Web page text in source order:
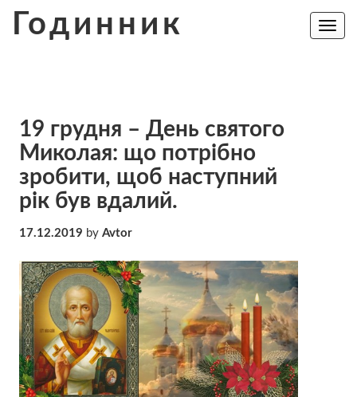
Годинник
Toggle
19 грудня – День святого
Миколая: що потрібно
зробити, щоб наступний
рік був вдалий.
17.12.2019 by Avtor